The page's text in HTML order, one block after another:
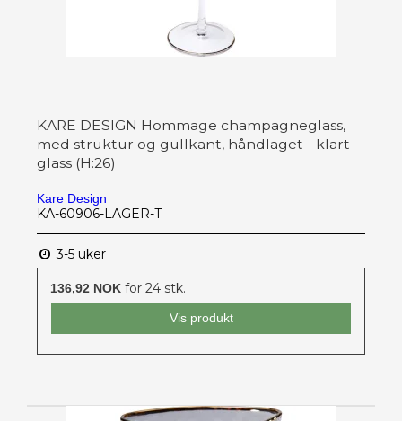
KARE DESIGN Hommage champagneglass,
med struktur og gullkant, håndlaget - klart
glass (H:26)
Kare Design
KA-60906-LAGER-T
3-5 uker
136,92 NOK for 24 stk.
Vis produkt